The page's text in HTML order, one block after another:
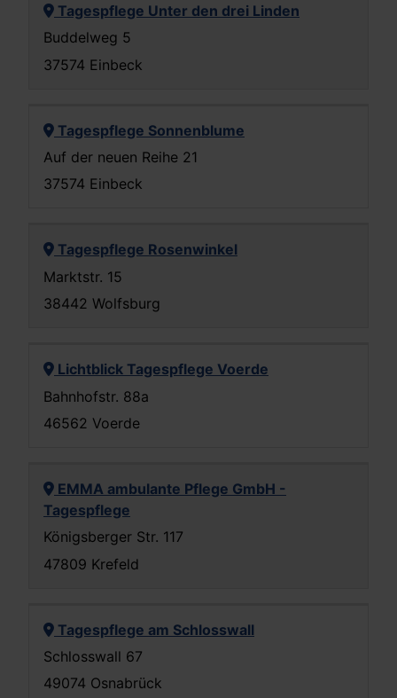
Tagespflege Unter den drei Linden
Buddelweg 5
37574 Einbeck
Tagespflege Sonnenblume
Auf der neuen Reihe 21
37574 Einbeck
Tagespflege Rosenwinkel
Marktstr. 15
38442 Wolfsburg
Lichtblick Tagespflege Voerde
Bahnhofstr. 88a
46562 Voerde
EMMA ambulante Pflege GmbH -
Tagespflege
Königsberger Str. 117
47809 Krefeld
Tagespflege am Schlosswall
Schlosswall 67
49074 Osnabrück